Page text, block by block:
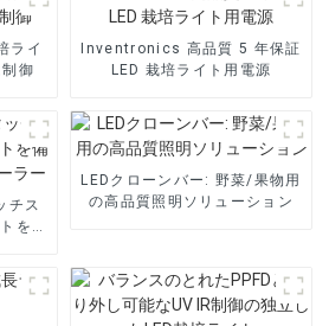
ライ
御
Inventronics 高品質 5 年保証
LED 栽培ライト用電源
チス
を備
LEDクローンバー: 野菜/果物用
の高品質照明ソリューション